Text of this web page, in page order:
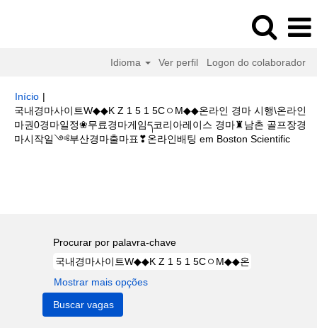
Idioma Ver perfil Logon do colaborador
Início |
국내경마사이트W◆◆K Z 1 5 1 5CㅇM◆◆온라인 경마 시행\온라인
마권0경마일정❀무료경마게임ད코리아레이스 경마♜남촌 골프장경
마시작일༺부산경마출마표❣온라인배팅 em Boston Scientific
Procurar por palavra-chave
Mostrar mais opções